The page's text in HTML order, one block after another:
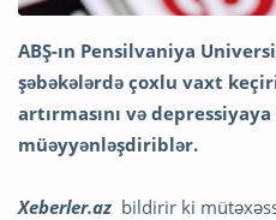
ABŞ-ın Pensilvaniya
şəbəkələrdə çoxlu vaxt
artırmasını və depressiyaya
müəyyənləşdiriblər.
Xeberler.az bildirir ki